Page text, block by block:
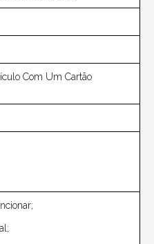
Com Um Cartão